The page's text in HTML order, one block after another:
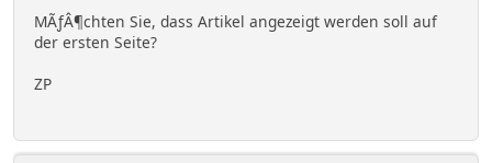
MÃƒÂ¶chten Sie, dass Artikel angezeigt werden soll auf
der ersten Seite?
ZP